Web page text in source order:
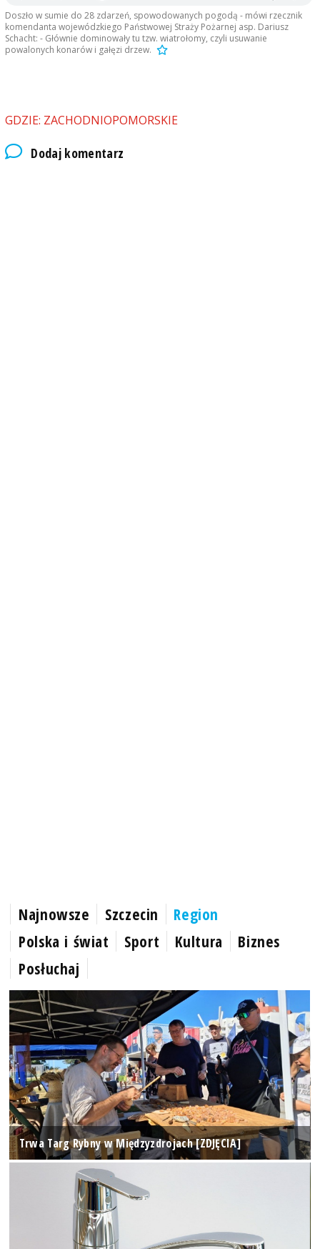
Doszło w sumie do 28 zdarzeń, spowodowanych pogodą - mówi rzecznik
komendanta wojewódzkiego Państwowej Straży Pożarnej asp. Dariusz
Schacht: - Głównie dominowały tu tzw. wiatrołomy, czyli usuwanie
powalonych konarów i gałęzi drzew.
GDZIE: ZACHODNIOPOMORSKIE
Dodaj komentarz
Najnowsze Szczecin
Region
Polska i świat
Sport Kultura
Biznes
Posłuchaj
Trwa Targ Rybny w Międzyzdrojach [ZDJĘCIA]